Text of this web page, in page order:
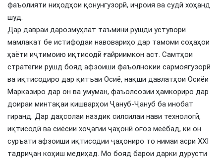
фаъолияти ниҳодҳои қонунгузорӣ, иҷроия ва судӣ хоҳанд
шуд.
Дар давраи дарозмуҳлат таъмини рушди устувори
мамлакат бе истифодаи навовариҳо дар тамоми соҳаҳои
ҳаёти иҷтимоию иқтисодӣ ғайриимкон аст. Самтҳои
стратегии рушд бояд афзоиши фаъолнокии сармоягузорӣ
ва иқтисодиро дар қитъаи Осиё, нақши давлатҳои Осиёи
Марказиро дар он ва умуман, фаъолсозии ҳамкориро дар
доираи минтақаи кишварҳои Ҷануб-Ҷануб ба инобат
гиранд. Дар даҳсолаи наздик силсилаи нави технологӣ,
иқтисодӣ ва сиёсии хоҷагии ҷаҳонӣ оғоз меёбад, ки он
суръати афзоиши иқтисодии ҷаҳониро то нимаи асри XXI
тадриҷан коҳиш медиҳад. Мо бояд барои дарки дурусти